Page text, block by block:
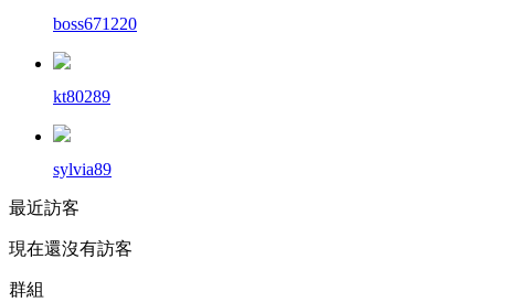
boss671220
kt80289
sylvia89
最近訪客
現在還沒有訪客
群組